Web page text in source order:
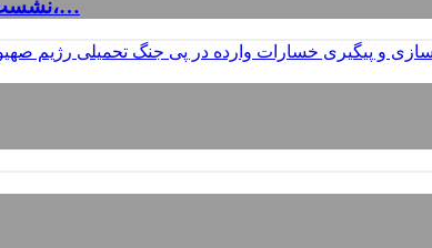
نشست مشترک عباس شیخی، فرماندار شهرستان ملکشاهی، با شهردار و اعضای شورای اسلامی شهر مهر،…